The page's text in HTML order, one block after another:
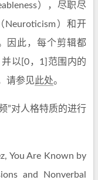
），尽职尽
Neuroticism）和开
因此，每个剪辑都
以[0，1]范围内的
请参见此处。
”对人格特质的进行
You Are Known by
and Nonverbal